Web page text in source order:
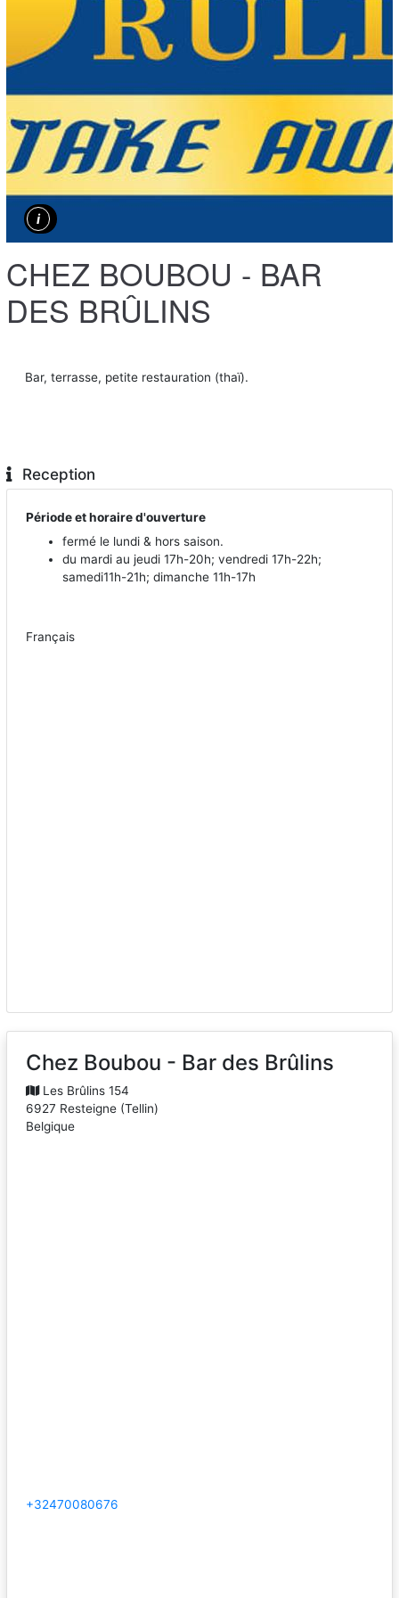
CHEZ BOUBOU - BAR
DES BRÛLINS
Bar, terrasse, petite restauration (thaï).
Reception
Période et horaire d'ouverture
fermé le lundi & hors saison.
du mardi au jeudi 17h-20h; vendredi 17h-22h;
samedi11h-21h; dimanche 11h-17h
Français
Chez Boubou - Bar des Brûlins
Les Brûlins 154
6927 Resteigne(Tellin)
Belgique
+32470080676